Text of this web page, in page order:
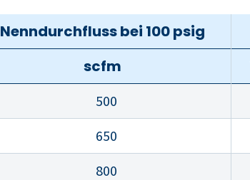
Nenndurchfluss bei 100 psig
scfm
500
650
800